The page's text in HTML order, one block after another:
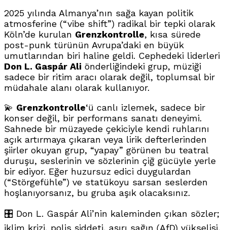
2025 yılında Almanya’nın sağa kayan politik
atmosferine (“vibe shift”) radikal bir tepki olarak
Köln’de kurulan Grenzkontrolle, kısa sürede
post-punk türünün Avrupa’daki en büyük
umutlarından biri haline geldi. Cephedeki liderleri
Don L. Gaspár Ali önderliğindeki grup, müziği
sadece bir ritim aracı olarak değil, toplumsal bir
müdahale alanı olarak kullanıyor.
💫 Grenzkontrolle‘ü canlı izlemek, sadece bir
konser değil, bir performans sanatı deneyimi.
Sahnede bir müzayede çekiciyle kendi ruhlarını
açık artırmaya çıkaran veya lirik defterlerinden
şiirler okuyan grup, “yapay” görünen bu teatral
duruşu, seslerinin ve sözlerinin çiğ gücüyle yerle
bir ediyor. Eğer huzursuz edici duygulardan
(“Störgefühle”) ve statükoyu sarsan seslerden
hoşlanıyorsanız, bu gruba aşık olacaksınız.
🎛️ Don L. Gaspár Ali’nin kaleminden çıkan sözler;
iklim krizi, polis şiddeti, aşırı sağın (AfD) yükselişi,